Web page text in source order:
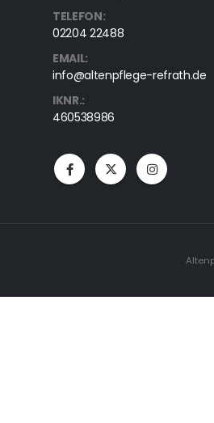
TELEFON:
02204 22488
EMAIL:
info@altenpflege-refrath.de
IKNR.:
460538986